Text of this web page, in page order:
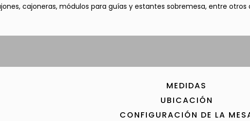
cajoneras, módulos para guías y estantes sobremesa, entre otros
MEDIDAS
UBICACIÓN
CONFIGURACIÓN DE LA